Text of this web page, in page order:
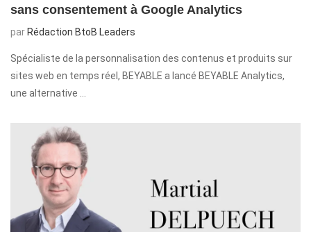
sans consentement à Google Analytics
par Rédaction BtoB Leaders
Spécialiste de la personnalisation des contenus et produits sur
sites web en temps réel, BEYABLE a lancé BEYABLE Analytics,
une alternative …